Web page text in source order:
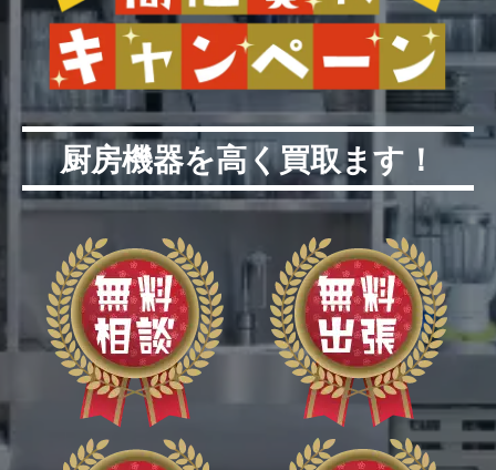
厨房機器を高く買取ます！